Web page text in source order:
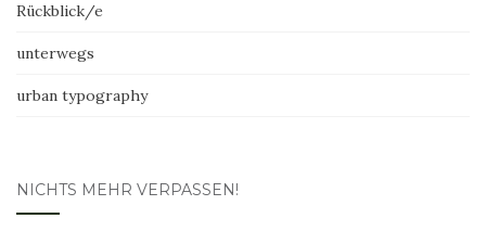
Rückblick/e
unterwegs
urban typography
NICHTS MEHR VERPASSEN!